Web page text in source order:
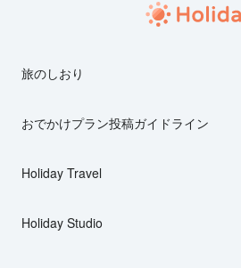
旅のしおり
おでかけプラン投稿ガイドライン
Holiday Travel
Holiday Studio